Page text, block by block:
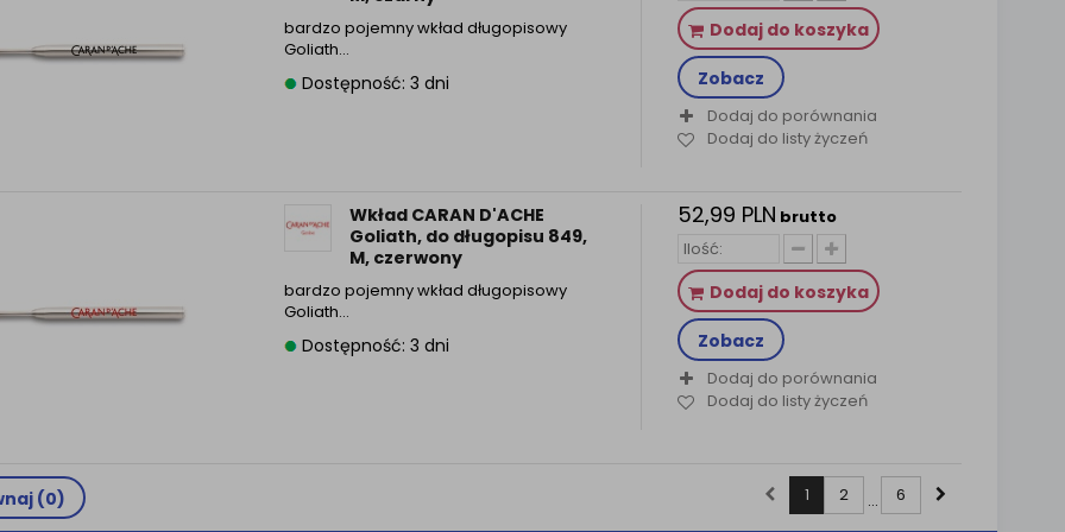
bardzo pojemny wkład długopisowy
Goliath…
Dostępność: 3 dni
Dodaj do koszyka
Zobacz
Dodaj do porównania
Dodaj do listy życzeń
Wkład CARAN D'ACHE
Goliath, do długopisu 849,
M, czerwony
bardzo pojemny wkład długopisowy
Goliath…
Dostępność: 3 dni
52,99 PLN brutto
Dodaj do koszyka
Zobacz
Dodaj do porównania
Dodaj do listy życzeń
(0) 1 2 ... 6